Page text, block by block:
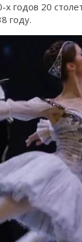
годов 20
году.